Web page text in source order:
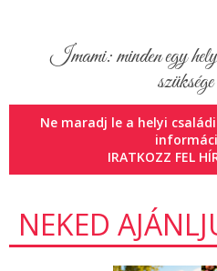
Imami: minden egy
Ne maradj le a helyi
IRATKOZZ FEL
NEKED